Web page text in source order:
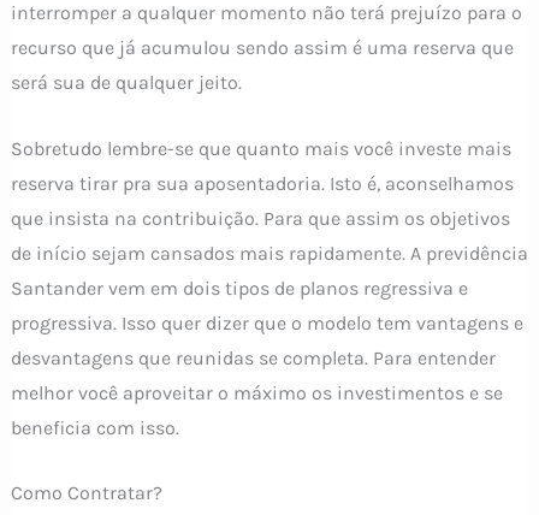
interromper a qualquer momento não terá prejuízo para o
recurso que já acumulou sendo assim é uma reserva que
será sua de qualquer jeito.
Sobretudo lembre-se que quanto mais você investe mais
reserva tirar pra sua aposentadoria. Isto é, aconselhamos
que insista na contribuição. Para que assim os objetivos
de início sejam cansados mais rapidamente. A previdência
Santander vem em dois tipos de planos regressiva e
progressiva. Isso quer dizer que o modelo tem vantagens e
desvantagens que reunidas se completa. Para entender
melhor você aproveitar o máximo os investimentos e se
beneficia com isso.
Como Contratar?